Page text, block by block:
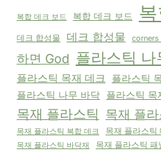
복합 데크 보드 복합 데크 보드
데크 합성물 데크 합성물 corners
하면 God 플라스틱 나
플라스틱 목재 데크 플라스틱
플라스틱 나무 바닥 플라스틱 목
목재 플라스틱 목재 플
목재 플라스틱 복합 데크 목재 플라스틱
목재 플라스틱 바닥재 목재 플라스틱 패